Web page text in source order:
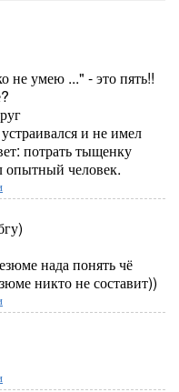
не умею ..." - это пять!!
и не имел
потрать тыщенку
опытный человек.
нада понять чё
никто не составит))